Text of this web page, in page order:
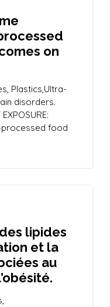
on
Plastics,Ultra-
disorders.
processed food
lipides
et la
au